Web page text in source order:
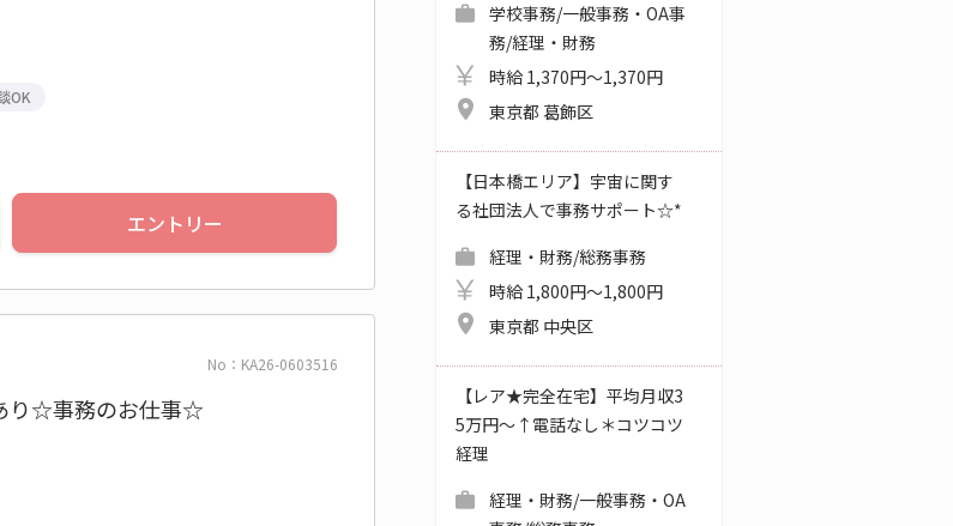
OK
エントリー
No：KA26-0603516
り☆事務のお仕事☆
学校事務/一般事務・OA事
務/経理・財務
時給 1,370円～1,370円
東京都 葛飾区
【日本橋エリア】宇宙に関す
る社団法人で事務サポート☆*
経理・財務/総務事務
時給 1,800円～1,800円
東京都 中央区
【レア★完全在宅】平均月収3
5万円～↑電話なし＊コツコツ
経理
経理・財務/一般事務・OA